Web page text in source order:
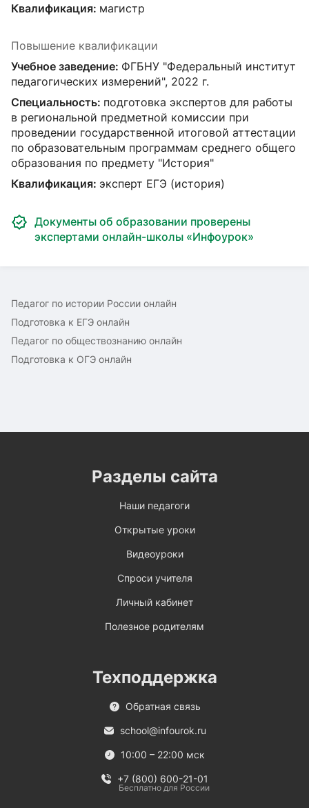
Квалификация: магистр
Повышение квалификации
Учебное заведение: ФГБНУ "Федеральный институт
педагогических измерений", 2022 г.
Специальность: подготовка экспертов для работы
в региональной предметной комиссии при
проведении государственной итоговой аттестации
по образовательным программам среднего общего
образования по предмету "История"
Квалификация: эксперт ЕГЭ (история)
Документы об образовании проверены
экспертами онлайн-школы «Инфоурок»
Педагог по истории России онлайн
Подготовка к ЕГЭ онлайн
Педагог по обществознанию онлайн
Подготовка к ОГЭ онлайн
Разделы сайта
Наши педагоги
Открытые уроки
Видеоуроки
Спроси учителя
Личный кабинет
Полезное родителям
Техподдержка
Обратная связь
school@infourok.ru
10:00 – 22:00 мск
+7 (800) 600-21-01
Бесплатно для России